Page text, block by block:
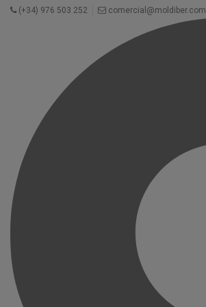
(+34) 976 503 252 comercial@moldiber.com